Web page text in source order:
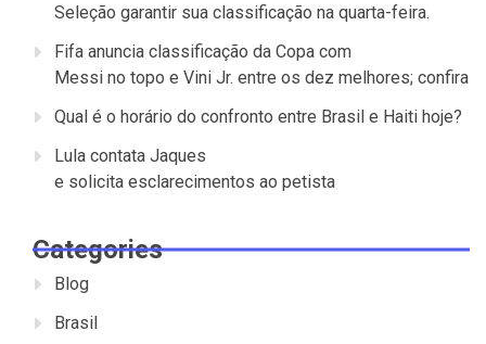
Seleção garantir sua classificação na quarta-feira.
Fifa anuncia classificação da Copa com
Messi no topo e Vini Jr. entre os dez melhores; confira
Qual é o horário do confronto entre Brasil e Haiti hoje?
Lula contata Jaques
e solicita esclarecimentos ao petista
Categories
Blog
Brasil